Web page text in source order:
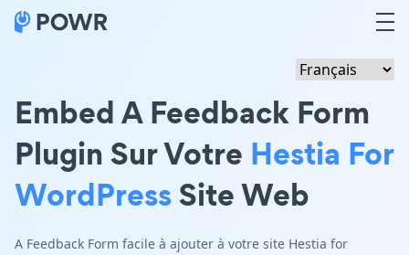
Embed A Feedback Form
Plugin Sur Votre Hestia For
WordPressSite Web
A Feedback Form facile à ajouter à votre site Hestia for